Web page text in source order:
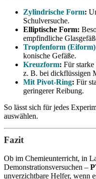
Zylindrische Form:
Schulversuche.
Elliptische Form:
empfindliche
Tropfenform (Eiform)
konische Gefäße.
Kreuzform: Für
z. B. bei dickflüssigen
Mit Pivot-Ring: Für
geringerer Reibung.
So lässt sich für jedes
auswählen.
Fazit
Ob im Chemieunterricht, in
Demonstrationsversuchen –
unverzichtbare Helfer, wenn